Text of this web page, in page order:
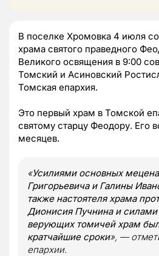
В поселке Хромовка 4 июля
храма святого праведного
Великого освящения в 9:00
Томский и Асиновский
Томская епархия.
Это первый храм в Томской
святому старцу Феодору. Его
месяцев.
«Усилиями основных
Григорьевича и Галины
также настоятеля храма
Дионисия Пучнина и
верующих томичей храм
кратчайшие сроки», —
епархии.